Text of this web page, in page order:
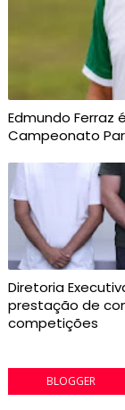
Edmundo Ferraz
Campeonato
Diretoria
prestação de
competições
BLOGGER